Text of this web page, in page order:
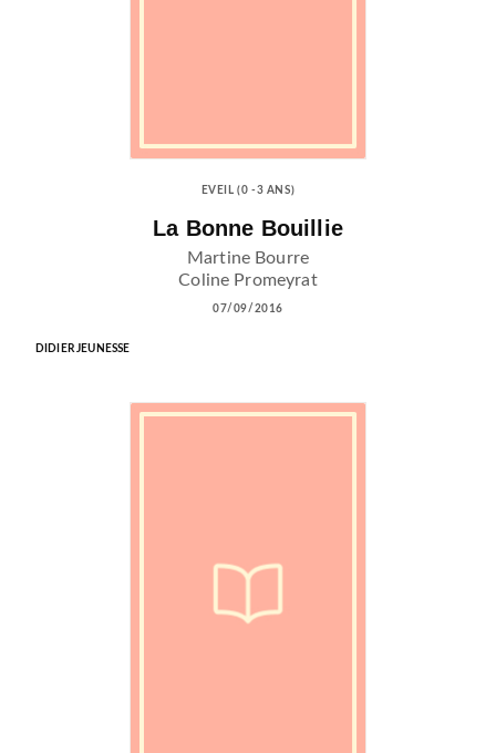
EVEIL (0 -3 ANS)
La Bonne Bouillie
Martine Bourre
Coline Promeyrat
07/09/2016
DIDIER JEUNESSE